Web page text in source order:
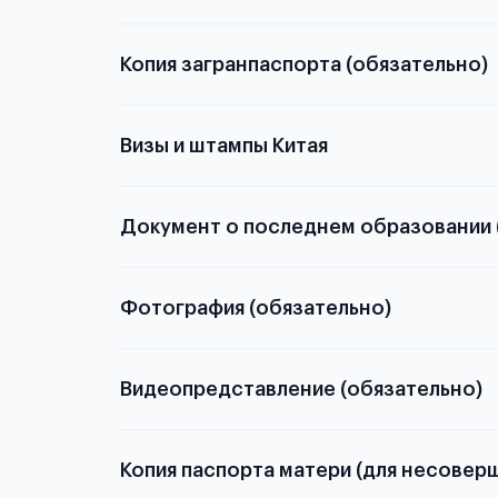
Копия загранпаспорта (обязательно)
Визы и штампы Китая
Документ о последнем образовании
о том, какие документы необходимы для
Фотография (обязательно)
Видеопредставление (обязательно)
Копия паспорта матери (для